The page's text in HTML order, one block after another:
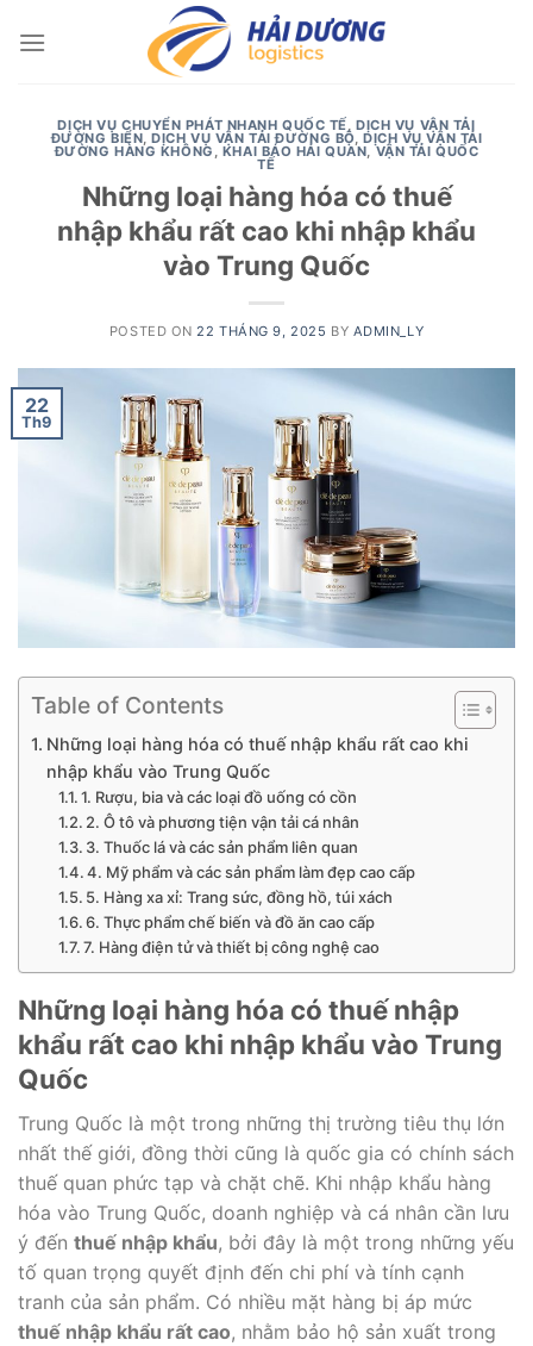
DỊCH VỤ CHUYỂN PHÁT NHANH QUỐC TẾ,DỊCH VỤ VẬN TẢI
ĐƯỜNG BIỂN,DỊCH VỤ VẬN TẢI ĐƯỜNG BỘ, DỊCH VỤ VẬN TẢI
ĐƯỜNG HÀNG KHÔNG , KHAI BÁO HẢI QUAN,VẬN TẢI QUỐC
TẾ
Những loại hàng hóa có thuế
nhập khẩu rất cao khi nhập khẩu
vào Trung Quốc
POSTED ON 22 THÁNG 9, 2025 BY ADMIN_LY
22
Th9
Table of Contents
Những loại hàng hóa có thuế nhập khẩu rất cao khi
nhập khẩu vào Trung Quốc
1. Rượu, bia và các loại đồ uống có cồn
2. Ô tô và phương tiện vận tải cá nhân
3. Thuốc lá và các sản phẩm liên quan
4. Mỹ phẩm và các sản phẩm làm đẹp cao cấp
5. Hàng xa xỉ: Trang sức, đồng hồ, túi xách
6. Thực phẩm chế biến và đồ ăn cao cấp
7. Hàng điện tử và thiết bị công nghệ cao
Những loại hàng hóa có thuế nhập
khẩu rất cao khi nhập khẩu vào Trung
Quốc
Trung Quốc là một trong những thị trường tiêu thụ lớn
nhất thế giới, đồng thời cũng là quốc gia có chính sách
thuế quan phức tạp và chặt chẽ. Khi nhập khẩu hàng
hóa vào Trung Quốc, doanh nghiệp và cá nhân cần lưu
ý đến thuế nhập khẩu, bởi đây là một trong những yếu
tố quan trọng quyết định đến chi phí và tính cạnh
tranh của sản phẩm. Có nhiều mặt hàng bị áp mức
thuế nhập khẩu rất cao, nhằm bảo hộ sản xuất trong